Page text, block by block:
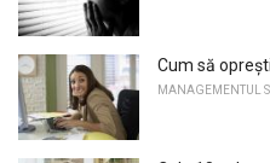
Cum să
MANAGEMENTUL